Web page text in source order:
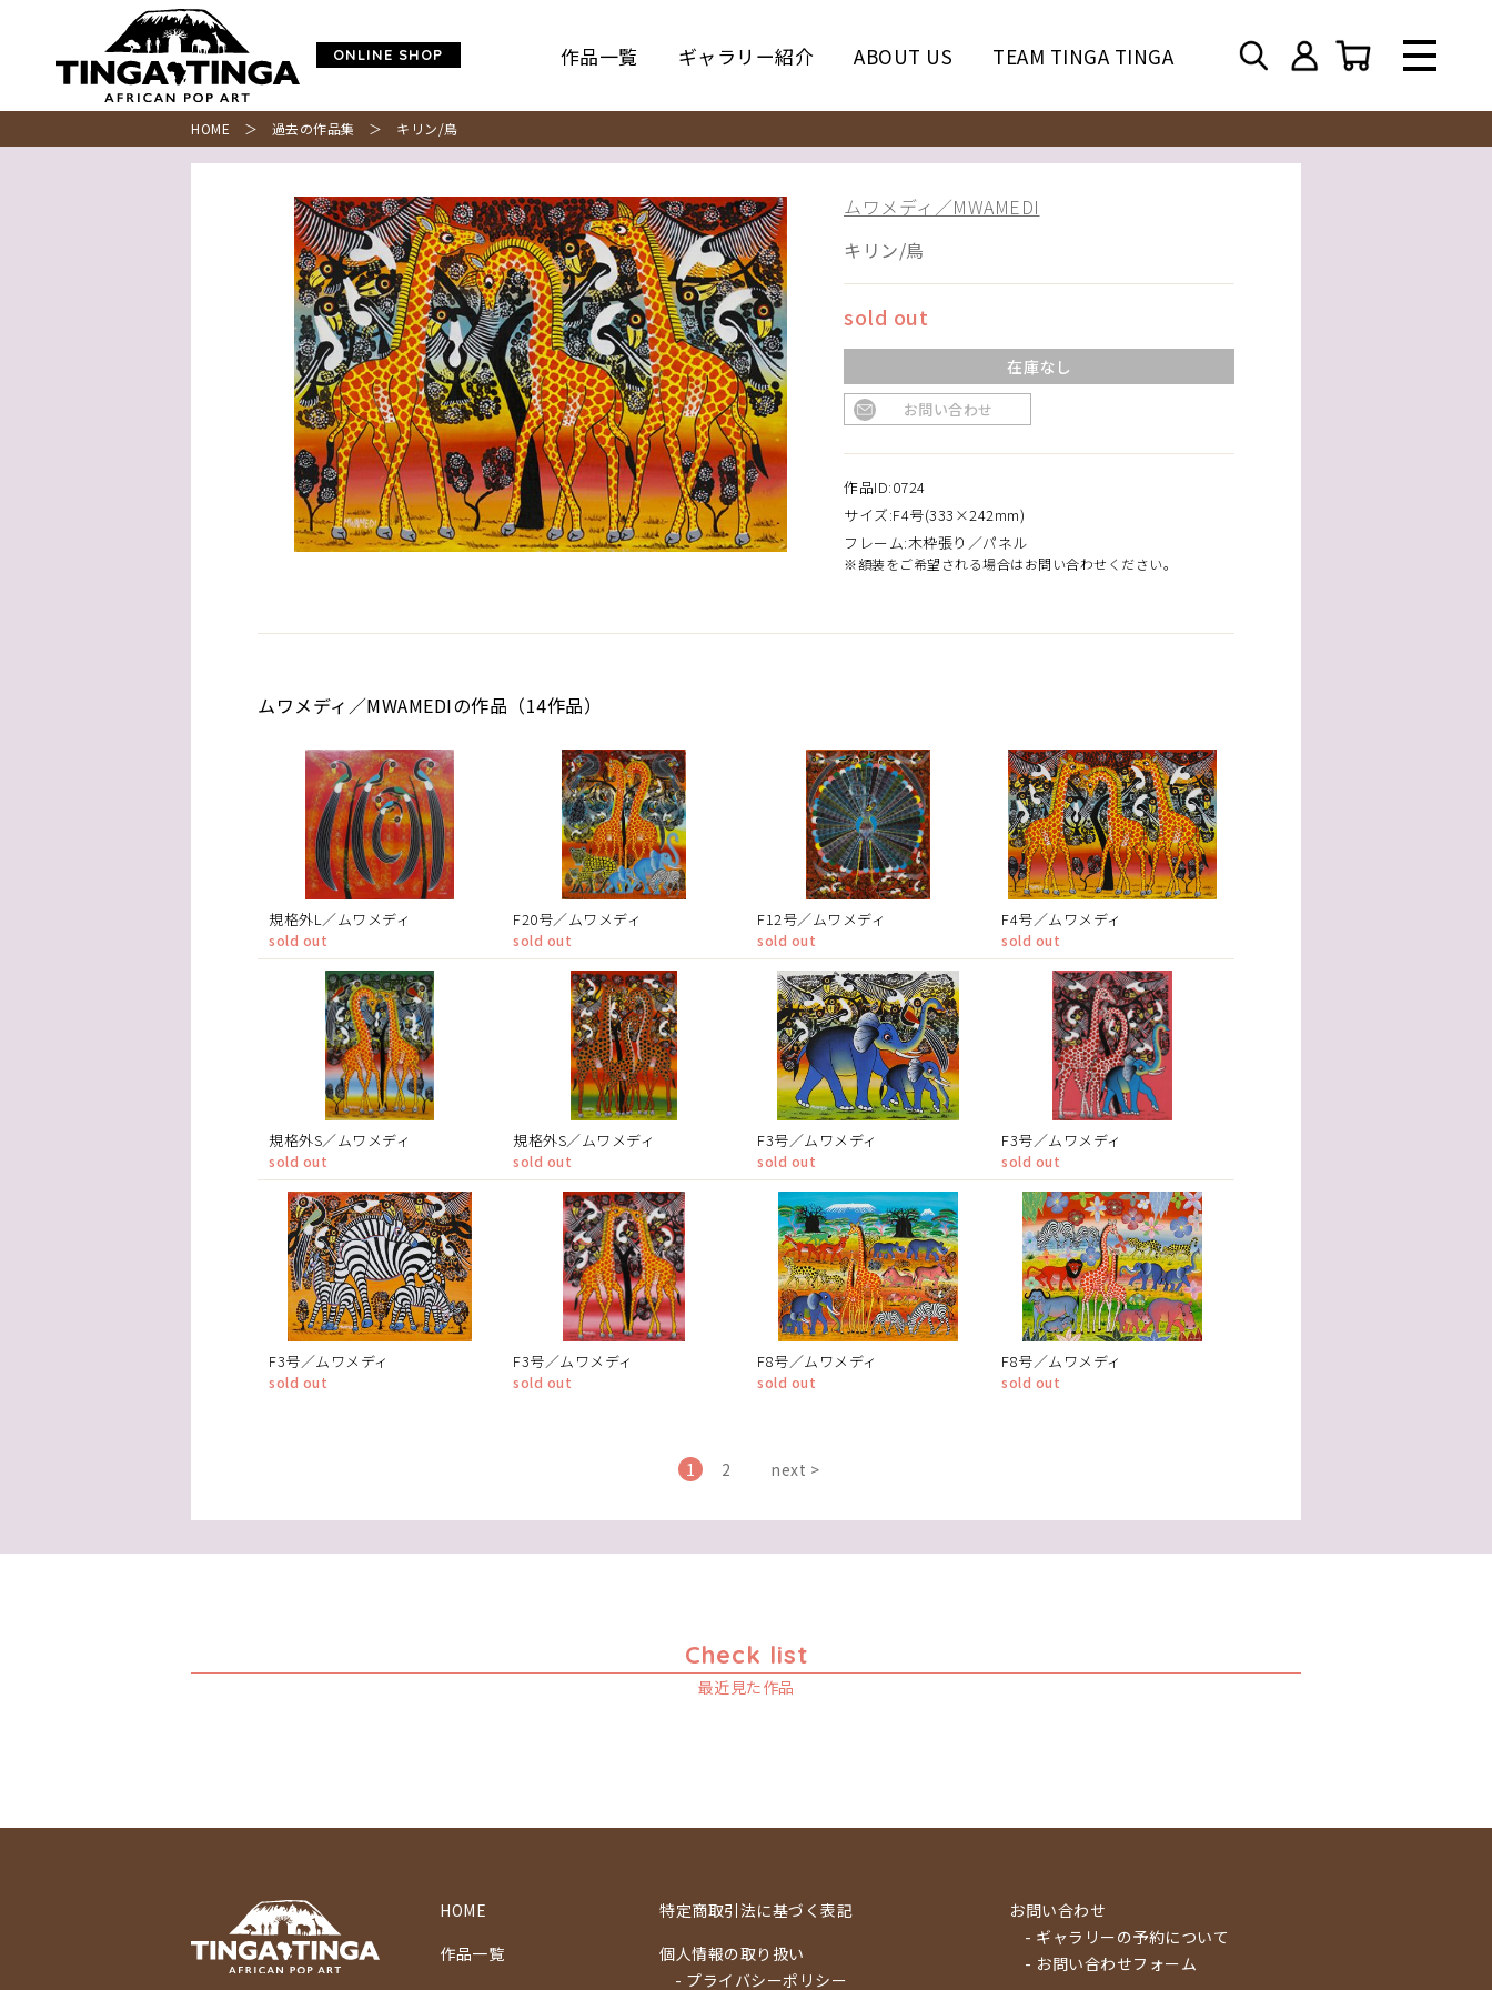
ONLINE SHOP 作品一覧 ギャラリー紹介 ABOUT US TEAM TINGA TINGA
HOME ＞ 過去の作品集 ＞ キリン/鳥
ムワメディ／MWAMEDI
キリン/鳥
sold out
在庫なし
お問い合わせ
作品ID:0724
サイズ:F4号(333×242mm)
フレーム:木枠張り／パネル
※額装をご希望される場合はお問い合わせください。
ムワメディ／MWAMEDIの作品（14作品）
規格外L／ムワメディ
sold out
F20号／ムワメディ
sold out
F12号／ムワメディ
sold out
F4号／ムワメディ
sold out
規格外S／ムワメディ
sold out
規格外S／ムワメディ
sold out
F3号／ムワメディ
sold out
F3号／ムワメディ
sold out
F3号／ムワメディ
sold out
F3号／ムワメディ
sold out
F8号／ムワメディ
sold out
F8号／ムワメディ
sold out
1 2 next >
Check list
最近見た作品
HOME
作品一覧
特定商取引法に基づく表記
個人情報の取り扱い
- プライバシーポリシー
お問い合わせ
- ギャラリーの予約について
- お問い合わせフォーム